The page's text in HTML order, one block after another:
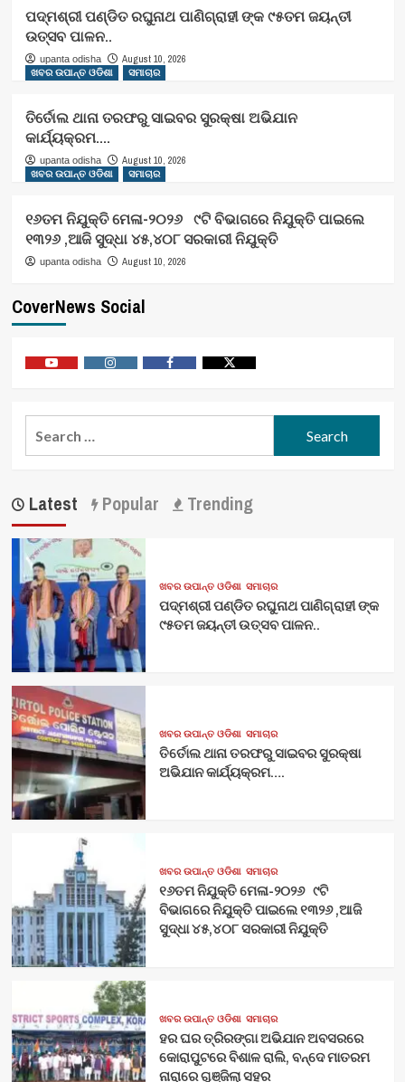
ପଦ୍ମଶ୍ରୀ ପଣ୍ଡିତ ରଘୁନାଥ ପାଣିଗ୍ରାହୀ ଙ୍କ ୯୫ତମ ଜୟନ୍ତୀ
ଉତ୍ସବ ପାଳନ..
upanta odisha
August 10, 2026
ଖବର ଉପାନ୍ତ ଓଡିଶା
ସମାଚାର
ତିର୍ତୋଲ ଥାନା ତରଫରୁ ସାଇବର ସୁରକ୍ଷା ଅଭିଯାନ
କାର୍ଯ୍ୟକ୍ରମ….
upanta odisha
August 10, 2026
ଖବର ଉପାନ୍ତ ଓଡିଶା
ସମାଚାର
୧୬ତମ ନିଯୁକ୍ତି ମେଳା-୨୦୨୬ ୯ଟି ବିଭାଗରେ ନିଯୁକ୍ତି ପାଇଲେ
୧୩୨୬ ,ଆଜି ସୁଦ୍ଧା ୪୫,୪୦୮ ସରକାରୀ ନିଯୁକ୍ତି
upanta odisha August 10, 2026
CoverNews Social
Latest Popular Trending
ଖବର ଉପାନ୍ତ ଓଡିଶା ସମାଚାର
ପଦ୍ମଶ୍ରୀ ପଣ୍ଡିତ ରଘୁନାଥ ପାଣିଗ୍ରାହୀ ଙ୍କ
୯୫ତମ ଜୟନ୍ତୀ ଉତ୍ସବ ପାଳନ..
ଖବର ଉପାନ୍ତ ଓଡିଶା ସମାଚାର
ତିର୍ତୋଲ ଥାନା ତରଫରୁ ସାଇବର ସୁରକ୍ଷା
ଅଭିଯାନ କାର୍ଯ୍ୟକ୍ରମ….
ଖବର ଉପାନ୍ତ ଓଡିଶା ସମାଚାର
୧୬ତମ ନିଯୁକ୍ତି ମେଳା-୨୦୨୬ ୯ଟି
ବିଭାଗରେ ନିଯୁକ୍ତି ପାଇଲେ ୧୩୨୬ ,ଆଜି
ସୁଦ୍ଧା ୪୫,୪୦୮ ସରକାରୀ ନିଯୁକ୍ତି
ଖବର ଉପାନ୍ତ ଓଡିଶା ସମାଚାର
ହର ଘର ତ୍ରିରଙ୍ଗା ଅଭିଯାନ ଅବସରରେ
କୋରାପୁଟରେ ବିଶାଳ ରାଲି, ବନ୍ଦେ ମାତରମ
ନାରାରେ ଗୁଞ୍ଜିଲା ସହର